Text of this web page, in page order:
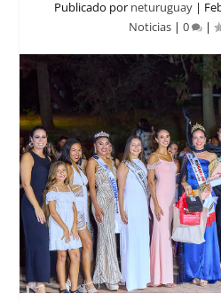
Publicado por neturuguay|
Noticias | 0 |